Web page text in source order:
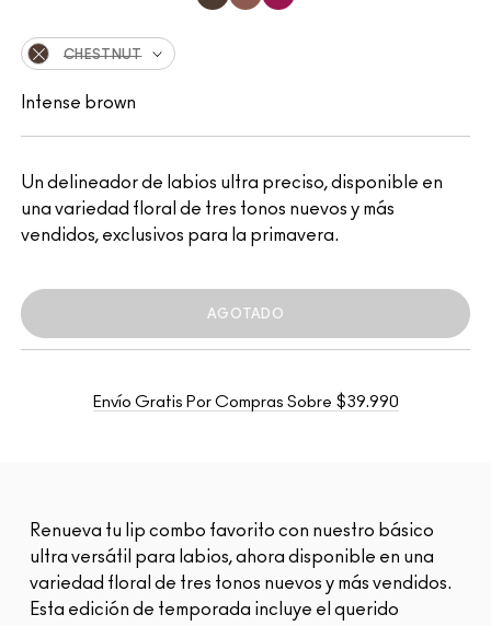
Un delineador de labios ultra preciso, disponible en
una variedad floral de tres tonos nuevos y más
vendidos, exclusivos para la primavera.
CHESTNUT
Intense brown
AGOTADO
Envío Gratis Por Compras Sobre $39.990
Renueva tu lip combo favorito con nuestro básico
ultra versátil para labios, ahora disponible en una
variedad floral de tres tonos nuevos y más vendidos.
Esta edición de temporada incluye el querido